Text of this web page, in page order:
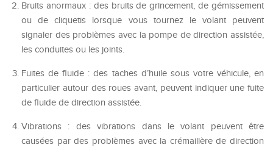
Bruits anormaux : des bruits de grincement, de gémissement
ou de cliquetis lorsque vous tournez le volant peuvent
signaler des problèmes avec la pompe de direction assistée,
les conduites ou les joints.
Fuites de fluide : des taches d’huile sous votre véhicule, en
particulier autour des roues avant, peuvent indiquer une fuite
de fluide de direction assistée.
Vibrations : des vibrations dans le volant peuvent être
causées par des problèmes avec la crémaillère de direction